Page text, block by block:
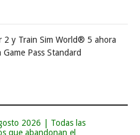
2 y Train Sim World® 5 ahora
Pass Standard
2026 | Todas las
que abandonan el